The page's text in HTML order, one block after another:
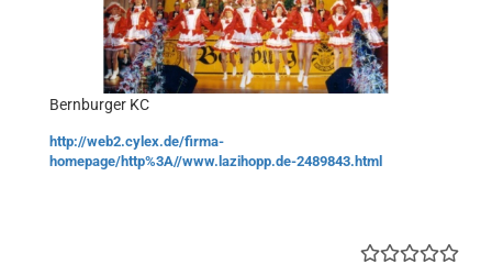
Bernburger KC
http://web2.cylex.de/firma-
homepage/http%3A//www.lazihopp.de-2489843.html